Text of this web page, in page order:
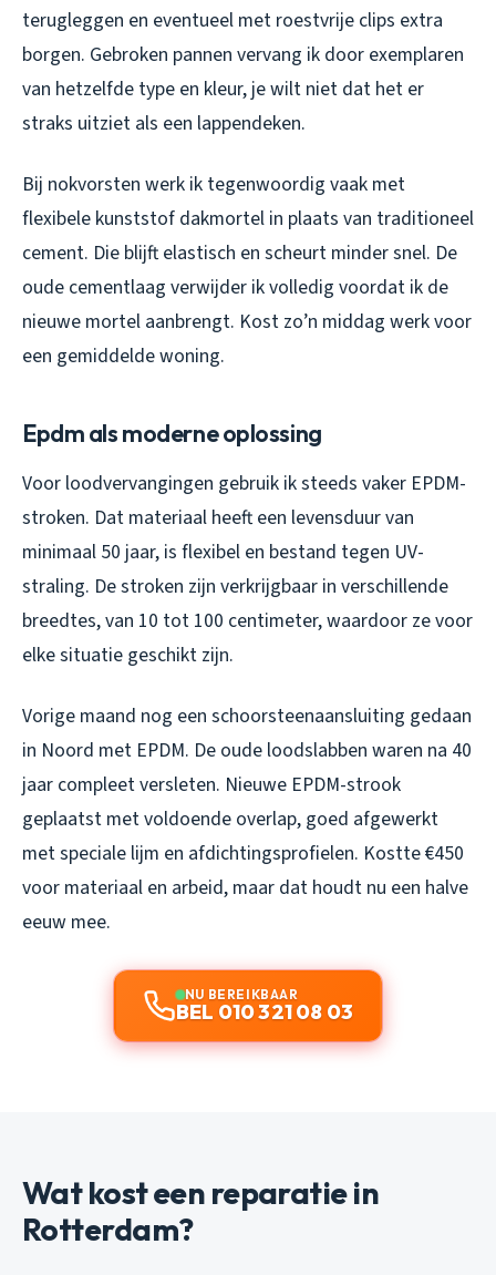
terugleggen en eventueel met roestvrije clips extra
borgen. Gebroken pannen vervang ik door exemplaren
van hetzelfde type en kleur, je wilt niet dat het er
straks uitziet als een lappendeken.
Bij nokvorsten werk ik tegenwoordig vaak met
flexibele kunststof dakmortel in plaats van traditioneel
cement. Die blijft elastisch en scheurt minder snel. De
oude cementlaag verwijder ik volledig voordat ik de
nieuwe mortel aanbrengt. Kost zo’n middag werk voor
een gemiddelde woning.
Epdm als moderne oplossing
Voor loodvervangingen gebruik ik steeds vaker EPDM-
stroken. Dat materiaal heeft een levensduur van
minimaal 50 jaar, is flexibel en bestand tegen UV-
straling. De stroken zijn verkrijgbaar in verschillende
breedtes, van 10 tot 100 centimeter, waardoor ze voor
elke situatie geschikt zijn.
Vorige maand nog een schoorsteenaansluiting gedaan
in Noord met EPDM. De oude loodslabben waren na 40
jaar compleet versleten. Nieuwe EPDM-strook
geplaatst met voldoende overlap, goed afgewerkt
met speciale lijm en afdichtingsprofielen. Kostte €450
voor materiaal en arbeid, maar dat houdt nu een halve
eeuw mee.
NU BEREIKBAAR
BEL 010 321 08 03
Wat kost een reparatie in
Rotterdam?